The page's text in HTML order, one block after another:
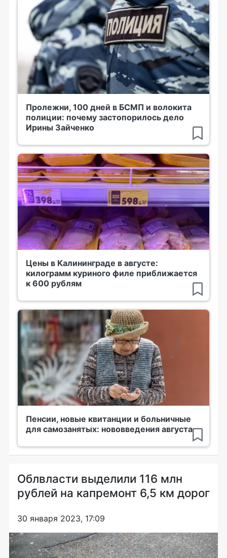
Пролежни, 100 дней в БСМП и волокита
полиции: почему застопорилось дело
Ирины Зайченко
Цены в Калининграде в августе:
килограмм куриного филе приближается
к 600 рублям
Пенсии, новые квитанции и больничные
для самозанятых: нововведения августа
Облвласти выделили 116 млн
рублей на капремонт 6,5 км дорог
30 января 2023, 17:09